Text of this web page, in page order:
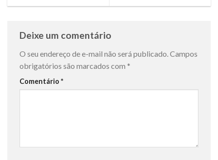
Deixe um comentário
O seu endereço de e-mail não será publicado. Campos
obrigatórios são marcados com *
Comentário *